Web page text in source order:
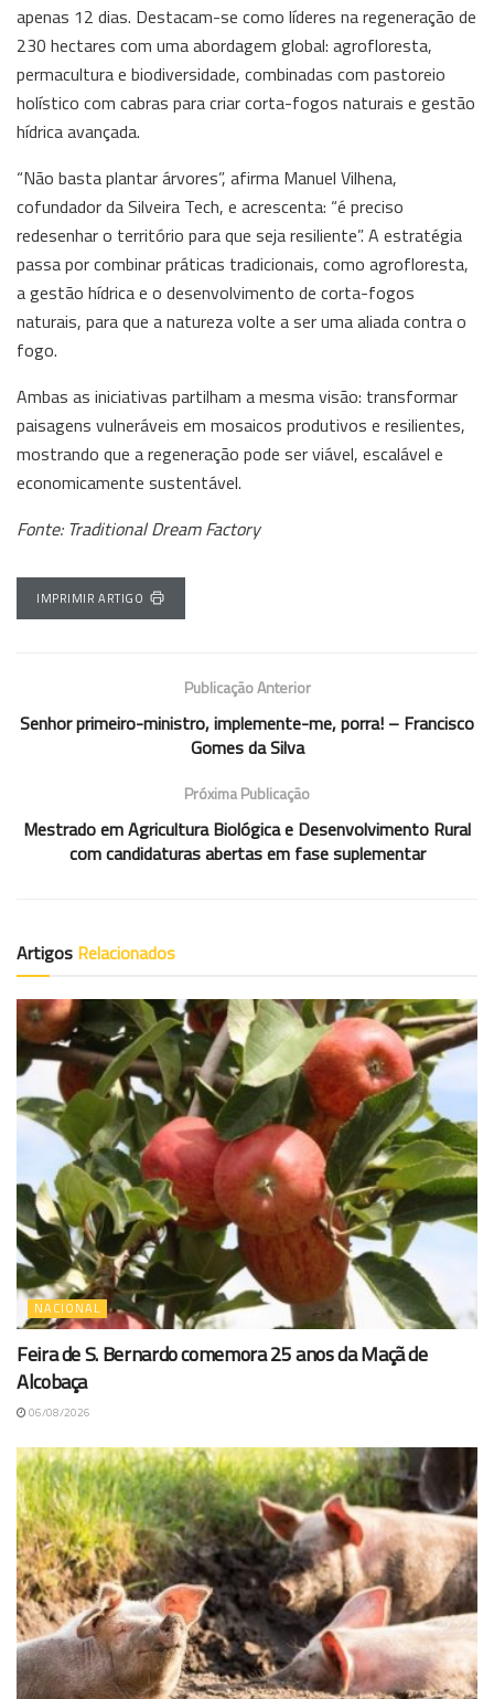
apenas 12 dias. Destacam-se como líderes na regeneração de
230 hectares com uma abordagem global: agrofloresta,
permacultura e biodiversidade, combinadas com pastoreio
holístico com cabras para criar corta-fogos naturais e gestão
hídrica avançada.
“Não basta plantar árvores”, afirma Manuel Vilhena,
cofundador da Silveira Tech, e acrescenta: “é preciso
redesenhar o território para que seja resiliente”. A estratégia
passa por combinar práticas tradicionais, como agrofloresta,
a gestão hídrica e o desenvolvimento de corta-fogos
naturais, para que a natureza volte a ser uma aliada contra o
fogo.
Ambas as iniciativas partilham a mesma visão: transformar
paisagens vulneráveis em mosaicos produtivos e resilientes,
mostrando que a regeneração pode ser viável, escalável e
economicamente sustentável.
Fonte: Traditional Dream Factory
IMPRIMIR ARTIGO
Publicação Anterior
Senhor primeiro-ministro, implemente-me, porra! – Francisco
Gomes da Silva
Próxima Publicação
Mestrado em Agricultura Biológica e Desenvolvimento Rural
com candidaturas abertas em fase suplementar
Artigos Relacionados
NACIONAL
Feira de S. Bernardo comemora 25 anos da Maçã de
Alcobaça
06/08/2026